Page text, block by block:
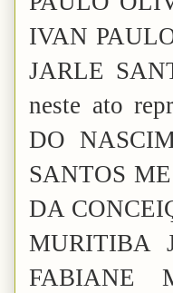
IVAN
JARLE
neste ato
DO
SANTOS
DA
MURITIBA
FABIANE